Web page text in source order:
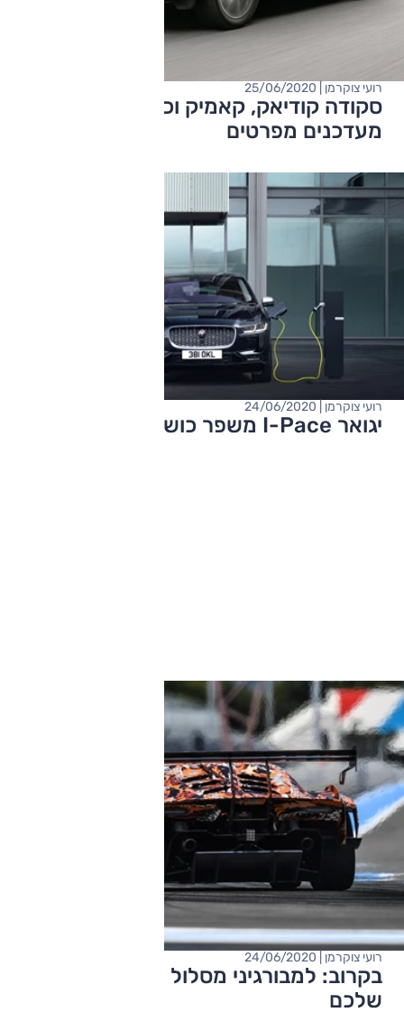
סקודה קודיאק, קאמיק וכל החברים
מעדכנים מפרטים
רועי צוקרמן | 25/06/2020
יגואר I-Pace משפר כושר טעינה
רועי צוקרמן | 24/06/2020
בקרוב: למבורגיני מסלול תוכל להיות גם
שלכם
רועי צוקרמן | 24/06/2020